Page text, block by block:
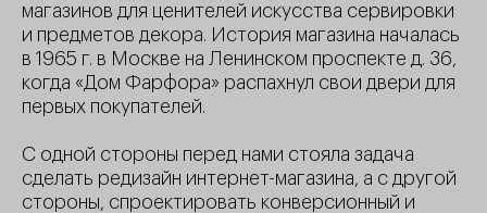
магазинов для ценителей искусства сервировки
и предметов декора. История магазина началась
в 1965 г. в Москве на Ленинском проспекте д. 36,
когда «Дом Фарфора» распахнул свои двери для
первых покупателей.
С одной стороны перед нами стояла задача
сделать редизайн интернет-магазина, а с другой
стороны, спроектировать конверсионный и